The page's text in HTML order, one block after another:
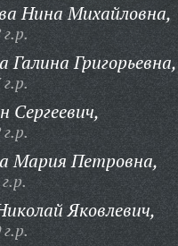
Нина Михайловна,
Галина Григорьевна,
г.р.
Сергеевич,
Мария Петровна,
Яковлевич,
г.р.